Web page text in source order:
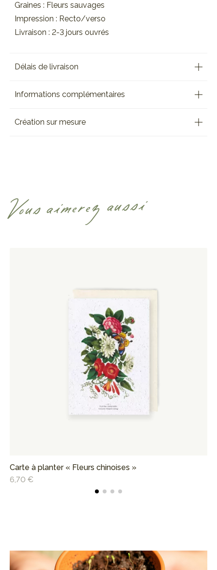
Graines : Fleurs sauvages
Impression : Recto/verso
Livraison : 2-3 jours ouvrés
Délais de livraison
Informations complémentaires
Création sur mesure
Vous aimerez aussi
Carte à planter « Fleurs chinoises »
6,70 €